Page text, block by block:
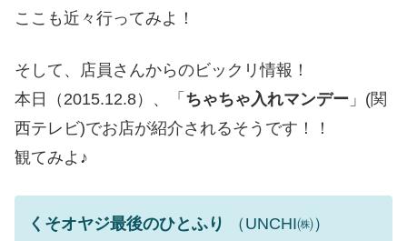
ここも近々行ってみよ！
そして、店員さんからのビックリ情報！
本日（2015.12.8）、「 ちゃちゃ入れマンデー 」(関
西テレビ)でお店が紹介されるそうです！！
観てみよ♪
くそオヤジ最後のひとふり （UNCHI㈱）